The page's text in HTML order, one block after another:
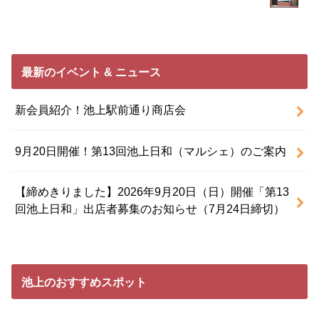
最新のイベント & ニュース
新会員紹介！池上駅前通り商店会
9月20日開催！第13回池上日和（マルシェ）のご案内
【締めきりました】2026年9月20日（日）開催「第13
回池上日和」出店者募集のお知らせ（7月24日締切）
池上のおすすめスポット